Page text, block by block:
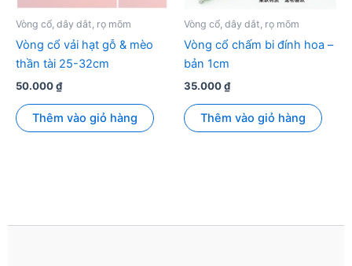
Vòng cổ, dây dắt, rọ mõm
Vòng cổ vải hạt gỗ & mèo
thần tài 25-32cm
50.000₫
Thêm vào giỏ hàng
Vòng cổ, dây dắt, rọ mõm
Vòng cổ chấm bi đính hoa –
bản 1cm
35.000₫
Thêm vào giỏ hàng